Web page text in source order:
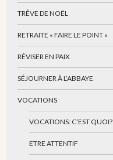
TRÊVE DE NOËL
RETRAITE « FAIRE LE POINT »
RÉVISER EN PAIX
SÉJOURNER À L’ABBAYE
VOCATIONS
VOCATIONS: C’EST QUOI?
ETRE ATTENTIF